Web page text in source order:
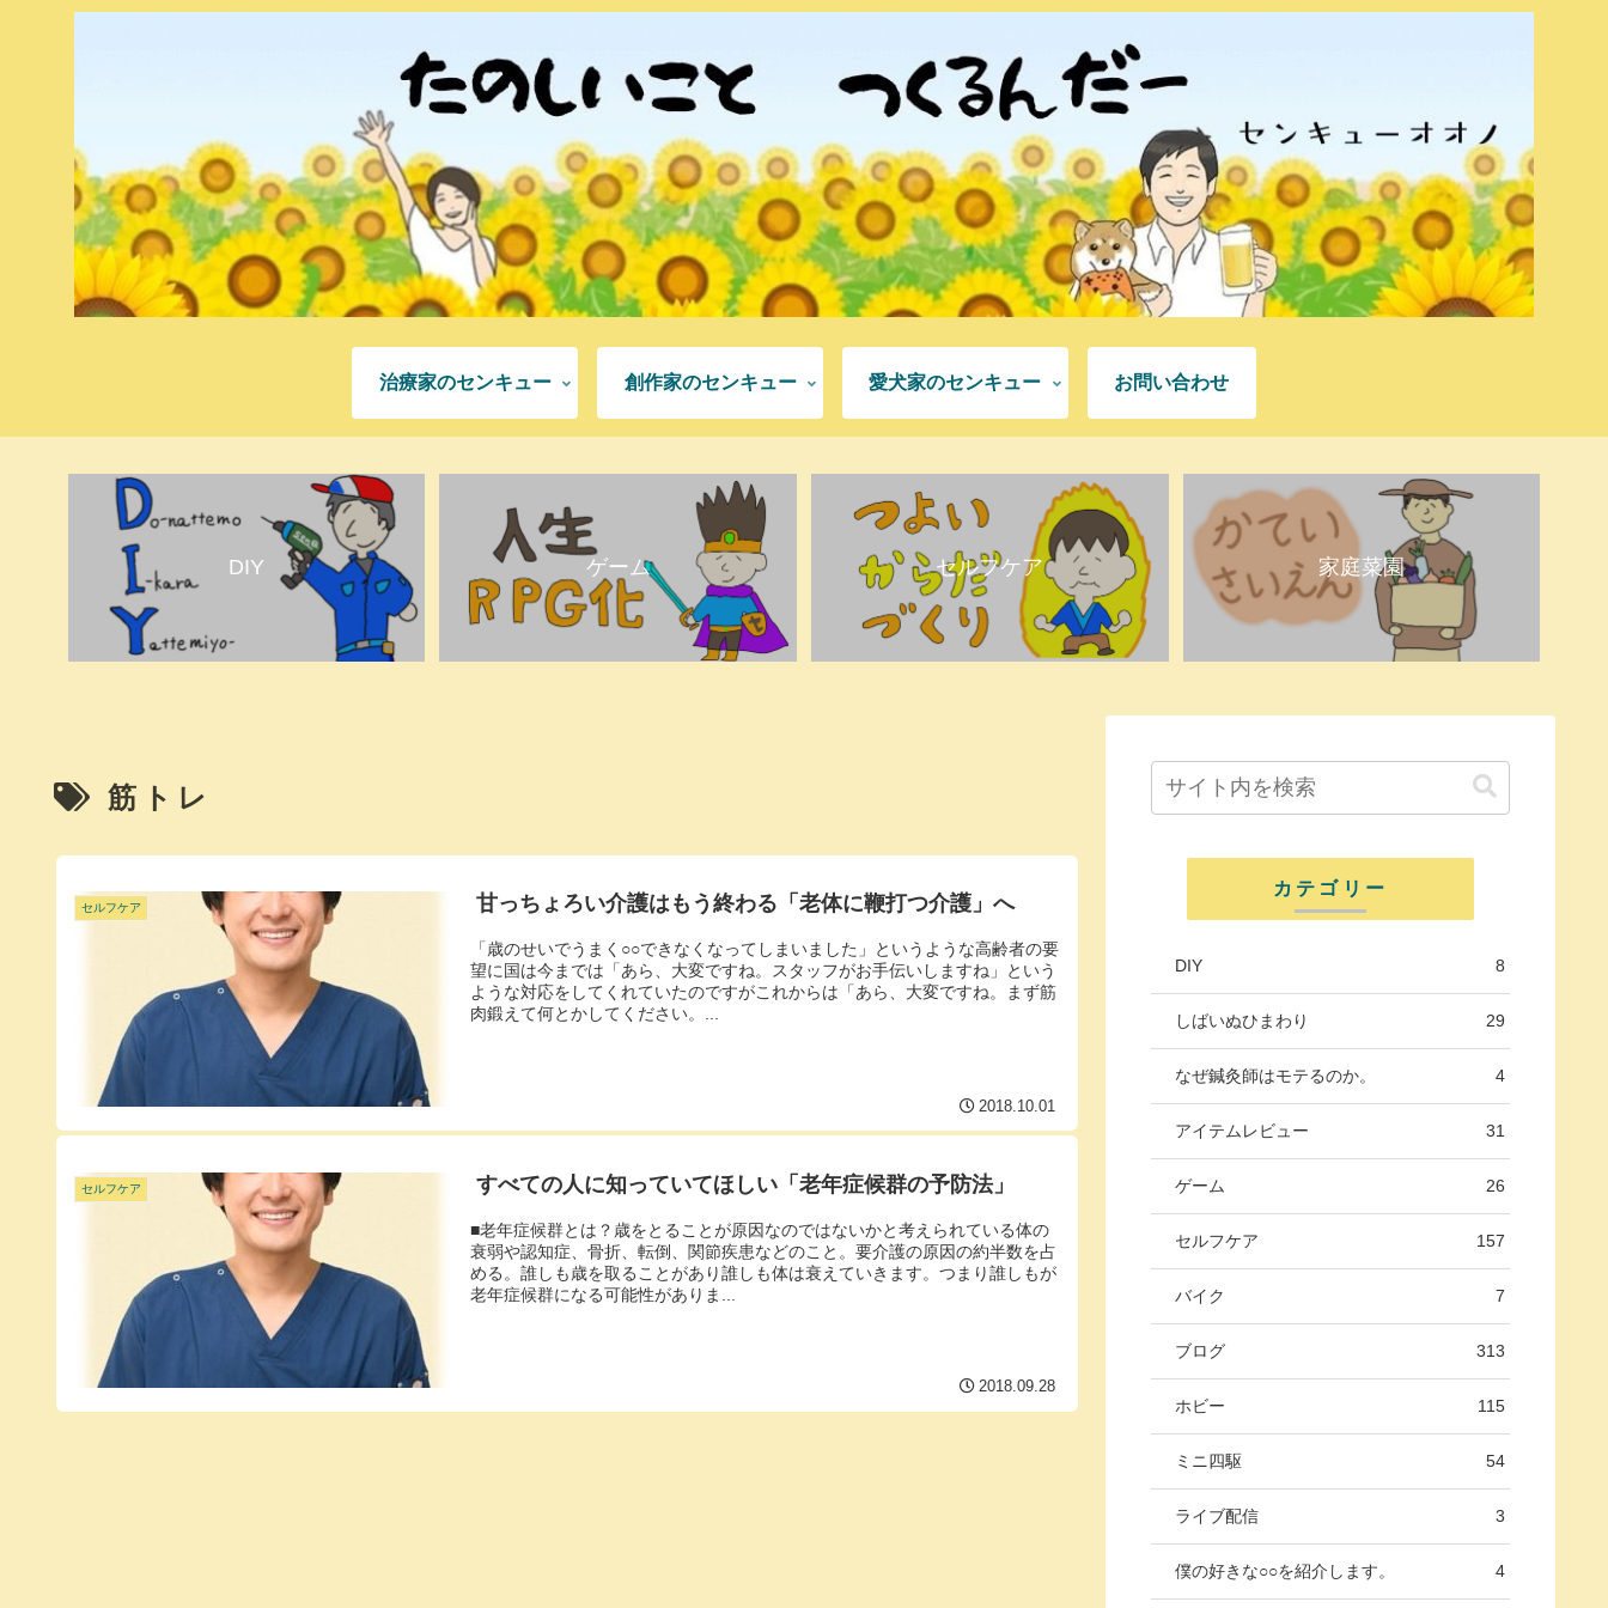
治療家のセンキュー 創作家のセンキュー 愛犬家のセンキュー お問い合わせ
DIY ゲーム セルフケア 家庭菜園
筋トレ
セルフケア 甘っちょろい介護はもう終わる「老体に鞭打つ介護」へ
「歳のせいでうまく○○できなくなってしまいました」というような高齢者の要
望に国は今までは「あら、大変ですね。スタッフがお手伝いしますね」という
ような対応をしてくれていたのですがこれからは「あら、大変ですね。まず筋
肉鍛えて何とかしてください。...
2018.10.01
セルフケア すべての人に知っていてほしい「老年症候群の予防法」
■老年症候群とは？歳をとることが原因なのではないかと考えられている体の
衰弱や認知症、骨折、転倒、関節疾患などのこと。要介護の原因の約半数を占
める。誰しも歳を取ることがあり誰しも体は衰えていきます。つまり誰しもが
老年症候群になる可能性がありま...
2018.09.28
カテゴリー
DIY 8
しばいぬひまわり 29
なぜ鍼灸師はモテるのか。 4
アイテムレビュー 31
ゲーム 26
セルフケア 157
バイク 7
ブログ 313
ホビー 115
ミニ四駆 54
ライブ配信 3
僕の好きな○○を紹介します。 4